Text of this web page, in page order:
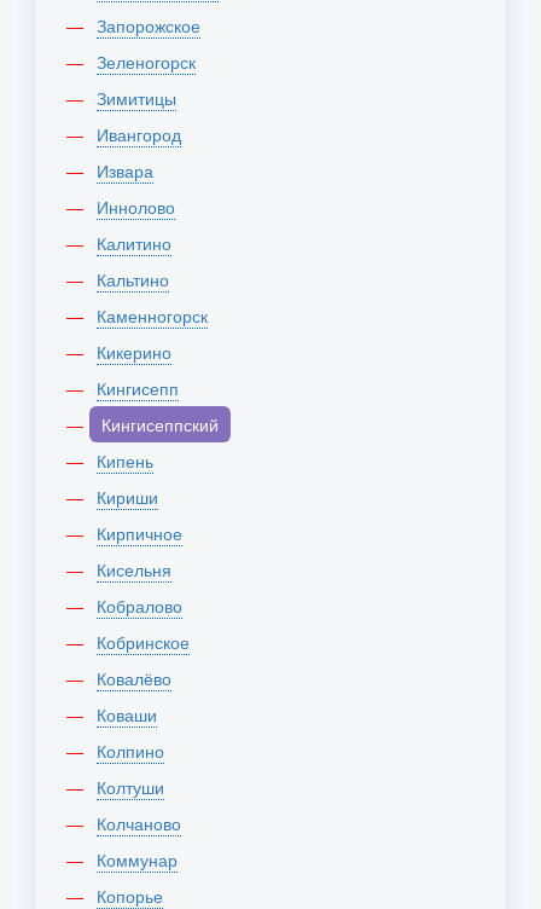
Запорожское
Зеленогорск
Зимитицы
Ивангород
Извара
Иннолово
Калитино
Кальтино
Каменногорск
Кикерино
Кингисепп
Кингисеппский
Кипень
Кириши
Кирпичное
Кисельня
Кобралово
Кобринское
Ковалёво
Коваши
Колпино
Колтуши
Колчаново
Коммунар
Копорье